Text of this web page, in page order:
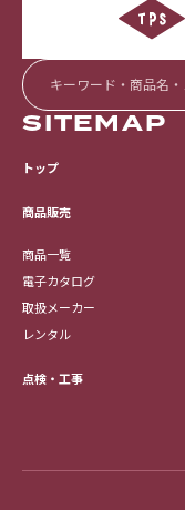
SITEMAP
トップ
商品販売
商品一覧
電子カタログ
取扱メーカー
レンタル
点検・工事